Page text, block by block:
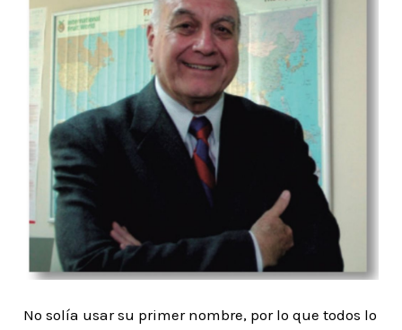
No solía usar su primer nombre, por lo que todos lo